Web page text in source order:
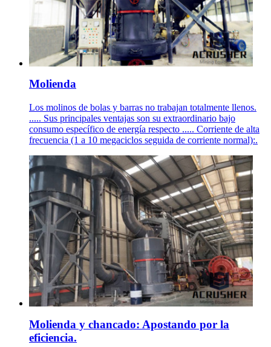
Molienda
Los molinos de bolas y barras no trabajan totalmente llenos.
..... Sus principales ventajas son su extraordinario bajo
consumo específico de energía respecto ..... Corriente de alta
frecuencia (1 a 10 megaciclos seguida de corriente normal):.
Molienda y chancado: Apostando por la
eficiencia.